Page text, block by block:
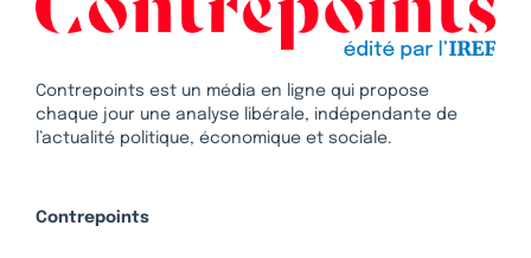
Contrepoints est un média en ligne qui propose
chaque jour une analyse libérale, indépendante de
l’actualité politique, économique et sociale.
Contrepoints